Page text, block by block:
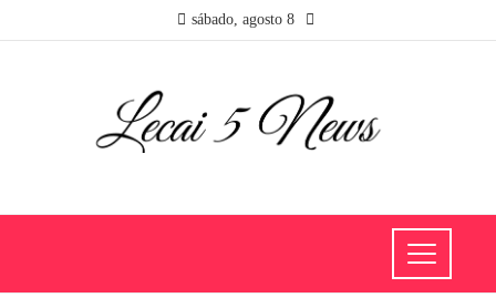
sábado, agosto 8